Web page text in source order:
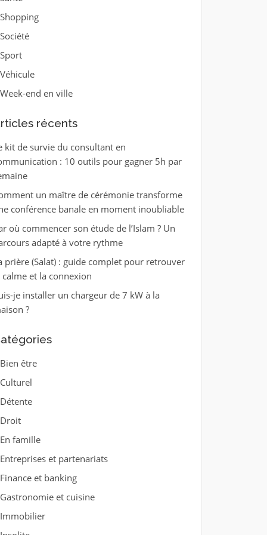
Shopping
Société
Sport
Véhicule
Week-end en ville
récents
kit de survie du consultant en
: 10 outils pour gagner 5h par
un maître de cérémonie transforme
conférence banale en moment inoubliable
où commencer son étude de l’Islam ? Un
adapté à votre rythme
prière (Salat) : guide complet pour retrouver
calme et la connexion
je installer un chargeur de 7 kW à la
?
Bien être
Culturel
Détente
Droit
En famille
Entreprises et partenariats
Finance et banking
Gastronomie et cuisine
Immobilier